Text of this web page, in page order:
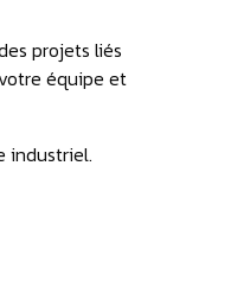
projets liés
équipe et
industriel.